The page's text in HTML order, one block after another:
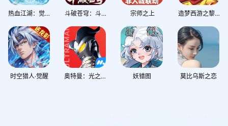
热血江湖：觉醒 斗破苍穹：斗帝之路 宗师之上 造梦西游之黎尤浩劫篇
时空猎人·觉醒 奥特曼：光之战士 妖错图 莫比乌斯之恋